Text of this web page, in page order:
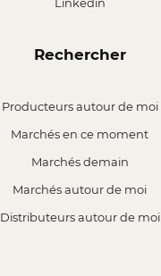
Rechercher
Producteurs autour de moi
Marchés en ce moment
Marchés demain
Marchés autour de moi
Distributeurs autour de moi